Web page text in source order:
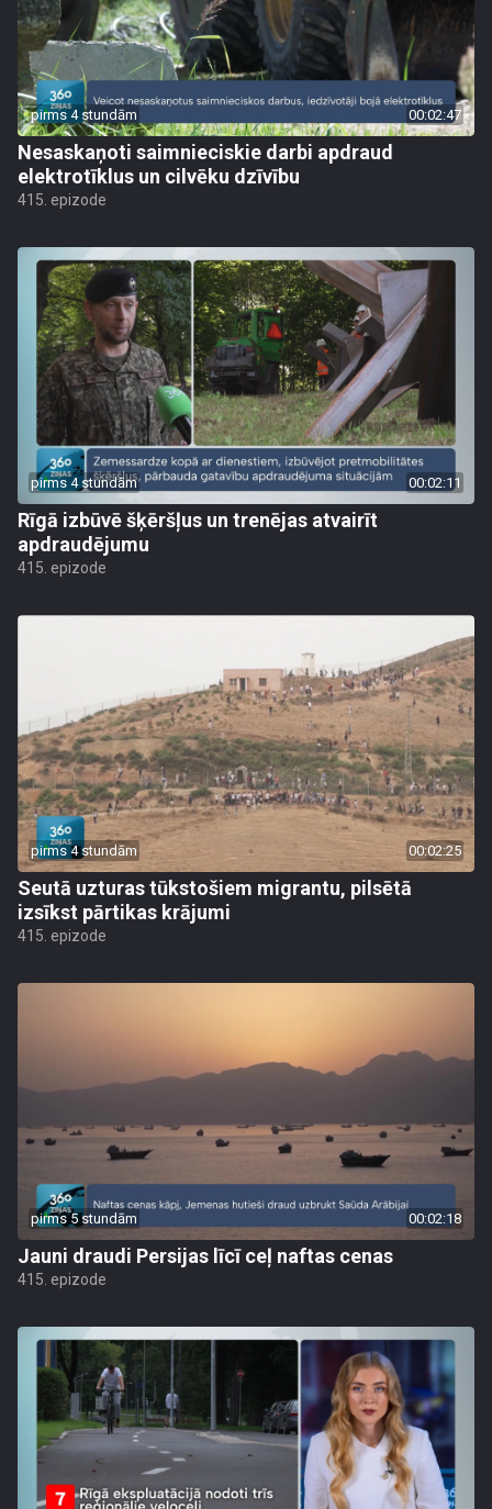
pirms 4 stundām 00:02:47
Nesaskaņoti saimnieciskie darbi apdraud
elektrotīklus un cilvēku dzīvību
415. epizode
pirms 4 stundām 00:02:11
Rīgā izbūvē šķēršļus un trenējas atvairīt
apdraudējumu
415. epizode
pirms 4 stundām 00:02:25
Seutā uzturas tūkstošiem migrantu, pilsētā
izsīkst pārtikas krājumi
415. epizode
pirms 5 stundām 00:02:18
Jauni draudi Persijas līcī ceļ naftas cenas
415. epizode